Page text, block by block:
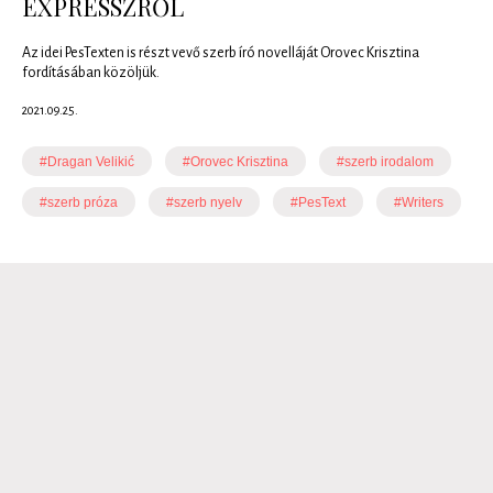
Az idei PesTexten is részt vevő szerb író novelláját Orovec Krisztina
fordításában közöljük.
2021.09.25.
#Dragan Velikić #Orovec Krisztina #szerb irodalom
#szerb próza #szerb nyelv #PesText #Writers